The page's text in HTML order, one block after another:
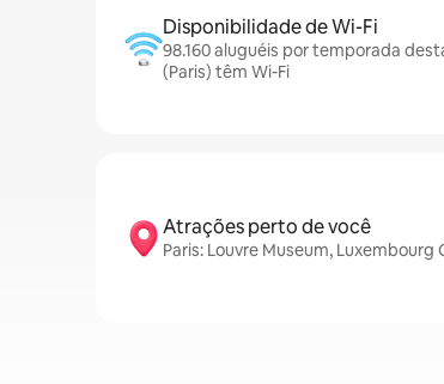
Disponibilidade de Wi-Fi
98.160 aluguéis por temporada
(Paris) têm Wi-Fi
Atrações perto de você
Paris: Louvre Museum,